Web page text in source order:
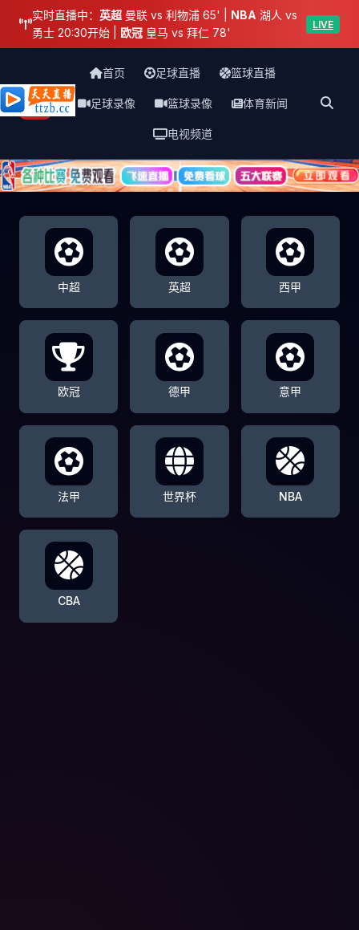
实时直播中： 英超 曼联 vs 利物浦 65' | NBA 湖人 vs
勇士 20:30开始 | 欧冠 皇马 vs 拜仁 78'
LIVE
天天直播网
首页 足球直播 篮球直播
足球录像 篮球录像 体育新闻
电视频道
中超 英超 西甲
欧冠 德甲 意甲
法甲 世界杯 NBA
CBA